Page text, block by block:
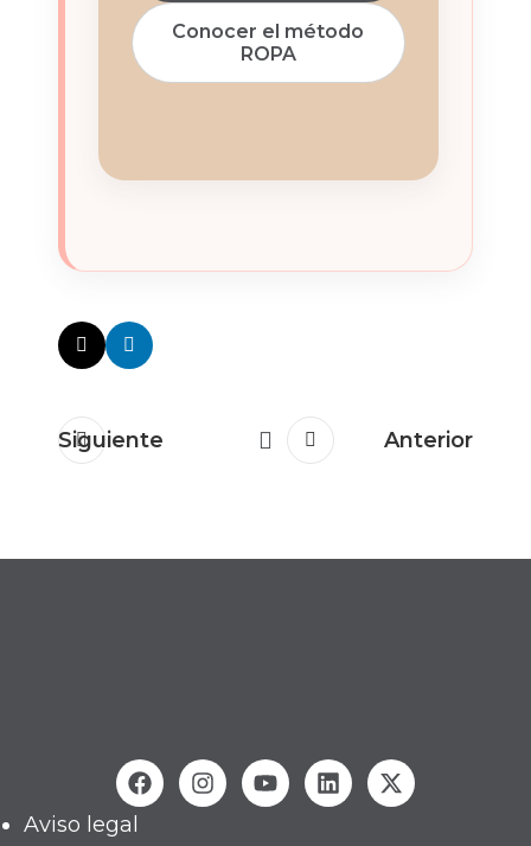
Conocer el método
ROPA
Siguiente Anterior
Aviso legal